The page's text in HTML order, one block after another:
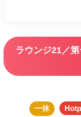
ラウンジ21／
一休